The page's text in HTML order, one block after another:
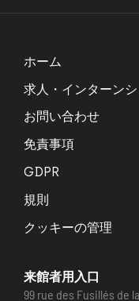
ホーム
求人・インターン
お問い合わせ
免責事項
GDPR
規則
クッキーの管理
来館者用入口
99 rue des Fusillés de